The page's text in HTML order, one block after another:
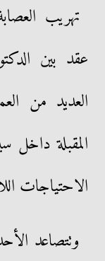
تهريب
عقد بين
العديد من
المقبلة داخل
الاحتياجات